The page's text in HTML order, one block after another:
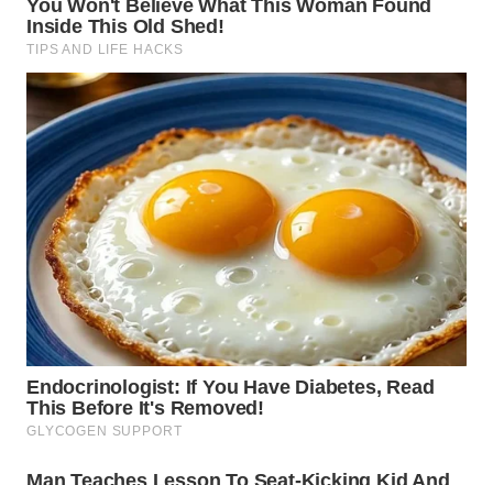
WN
NUSANTARA
WN
JOGJA
WN
JATIM
WN
BALI
WN
KALBAR
WN